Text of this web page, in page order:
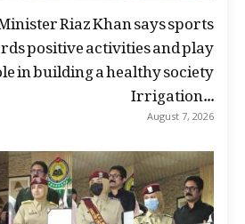
Riaz Khan says sports
positive activities and play
in building a healthy society
Irrigation...
August 7, 2026